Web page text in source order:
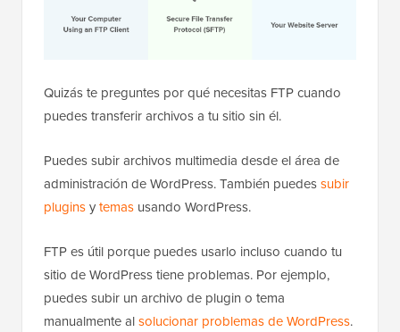
Quizás te preguntes por qué necesitas FTP cuando
puedes transferir archivos a tu sitio sin él.
Puedes subir archivos multimedia desde el área de
administración de WordPress. También puedessubir
pluginsytemas usando WordPress.
FTP es útil porque puedes usarlo incluso cuando tu
sitio de WordPress tiene problemas. Por ejemplo,
puedes subir un archivo de plugin o tema
manualmente alsolucionar problemas de WordPress.